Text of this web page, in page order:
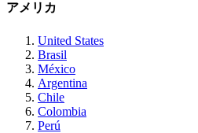
アメリカ
United States
Brasil
México
Argentina
Chile
Colombia
Perú